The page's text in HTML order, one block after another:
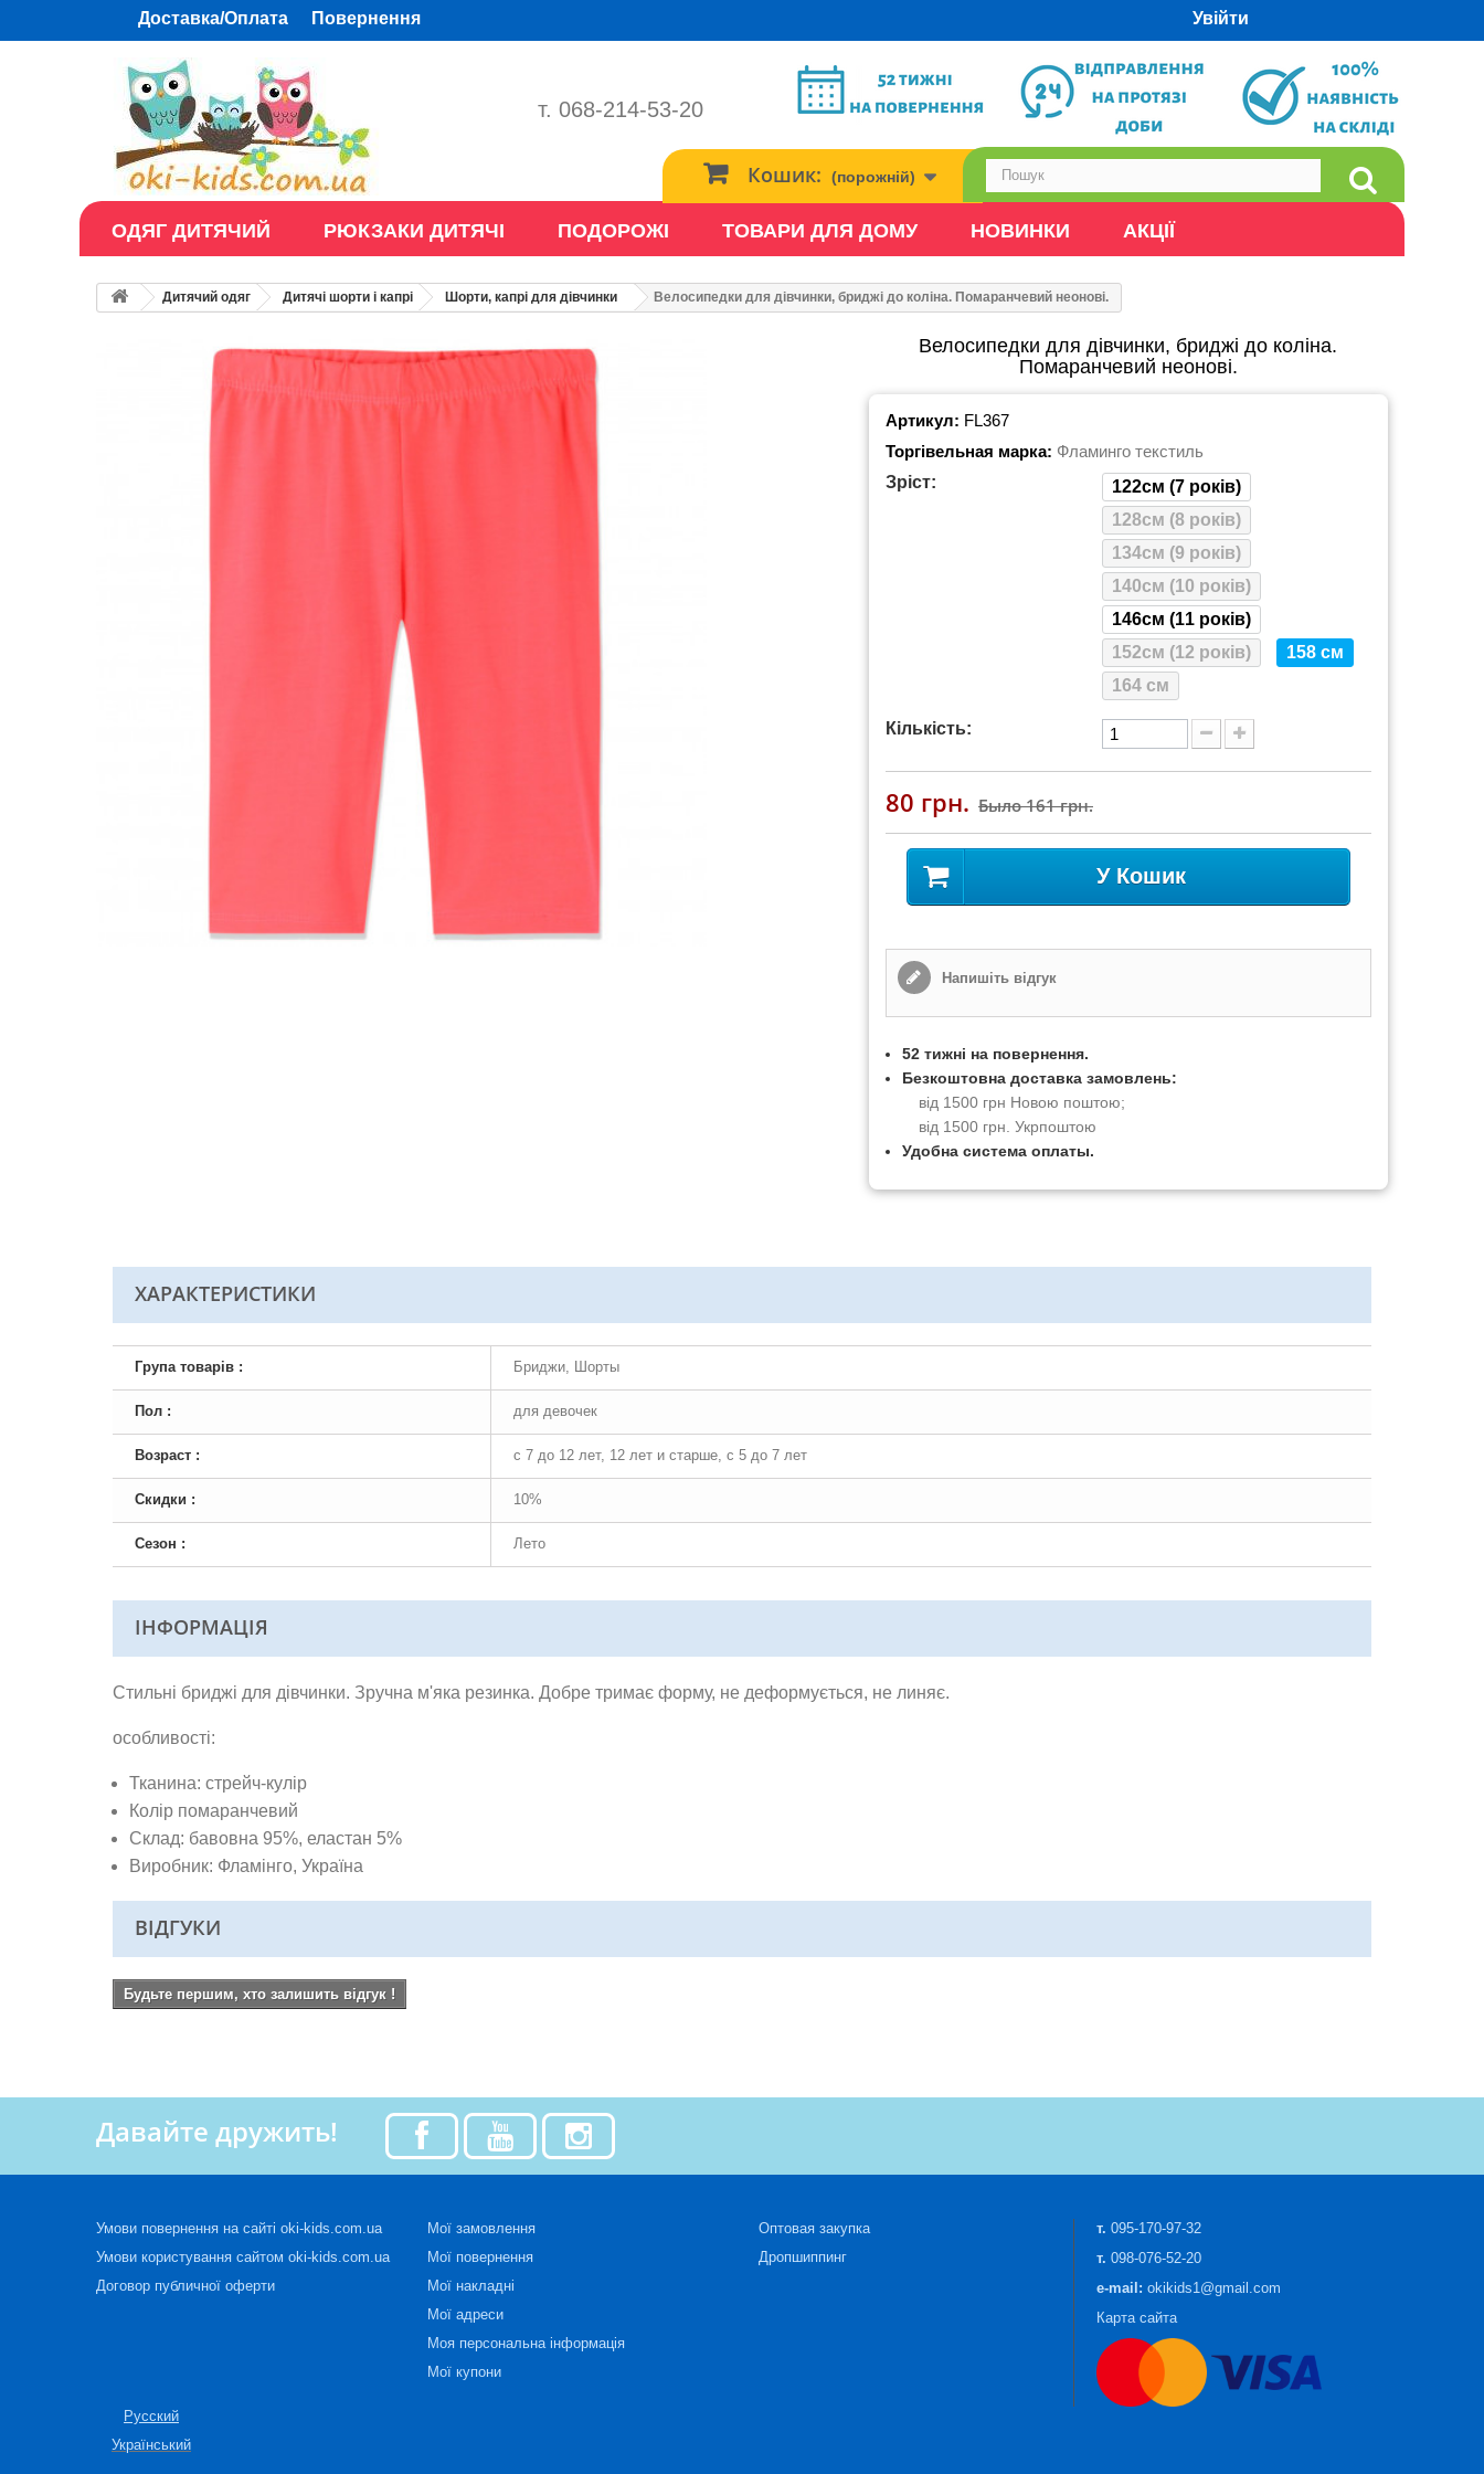
Доставка/Оплата Повернення Увійти
т. 068-214-53-20
Кошик: (порожній)
ОДЯГ ДИТЯЧИЙ РЮКЗАКИ ДИТЯЧІ ПОДОРОЖІ ТОВАРИ ДЛЯ ДОМУ НОВИНКИ АКЦІЇ
Дитячий одяг Дитячі шорти і капрі Шорти, капрі для дівчинки Велосипедки для дівчинки, бриджі до коліна. Помаранчевий неонові.
Велосипедки для дівчинки, бриджі до коліна.
Помаранчевий неонові.
Артикул: FL367
Торгівельная марка: Фламинго текстиль
Зріст:
122см (7 років)
128см (8 років)
134см (9 років)
140см (10 років)
146см (11 років)
152см (12 років)
158 см
164 см
Кількість:
80 грн. Было161 грн.
У Кошик
Напишіть відгук
52 тижні на повернення.
Безкоштовна доставка замовлень:
від 1500 грн Новою поштою;
від 1500 грн. Укрпоштою
Удобна система оплаты.
ХАРАКТЕРИСТИКИ
Група товарів : Бриджи, Шорты
Пол : для девочек
Возраст : с 7 до 12 лет, 12 лет и старше, с 5 до 7 лет
Скидки : 10%
Сезон : Лето
ІНФОРМАЦІЯ
Стильні бриджі для дівчинки. Зручна м'яка резинка. Добре тримає форму, не деформується, не линяє.
особливості:
Тканина: стрейч-кулір
Колір помаранчевий
Склад: бавовна 95%, еластан 5%
Виробник: Фламінго, Україна
ВІДГУКИ
Будьте першим, хто залишить відгук !
Давайте дружить!
Умови повернення на сайті oki-kids.com.ua
Умови користування сайтом oki-kids.com.ua
Договор публичної оферти
Мої замовлення
Мої повернення
Мої накладні
Мої адреси
Моя персональна інформація
Мої купони
Оптовая закупка
Дропшиппинг
т. 095-170-97-32
т. 098-076-52-20
e-mail: okikids1@gmail.com
Карта сайта
Русский
Український